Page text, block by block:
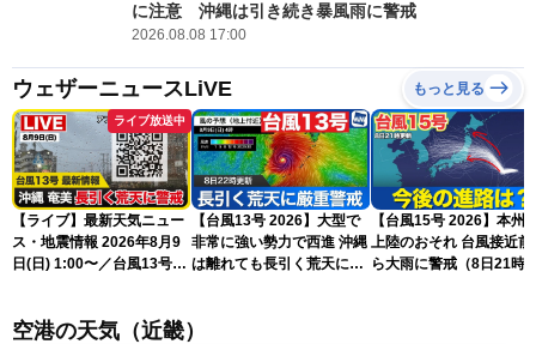
に注意 沖縄は引き続き暴風雨に警戒
2026.08.08 17:00
ウェザーニュースLiVE もっと見る
ライブ放送中
【ライブ】最新天気ニュー
ス・地震情報 2026年8月9
日(日) 1:00〜／台風13号・
LiVE〉
【台風13号 2026】大型で
非常に強い勢力で西進 沖縄
は離れても長引く荒天に厳
【台風15号 2026】本州
上陸のおそれ 台風接近前
ら大雨に警戒（8日21時
空港の天気（近畿）